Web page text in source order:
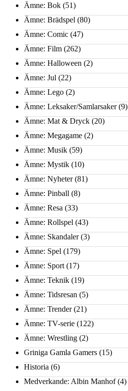
Ämne: Bok (51)
Ämne: Brädspel (80)
Ämne: Comic (47)
Ämne: Film (262)
Ämne: Halloween (2)
Ämne: Jul (22)
Ämne: Lego (2)
Ämne: Leksaker/Samlarsaker(9)
Ämne: Mat & Dryck (20)
Ämne: Megagame (2)
Ämne: Musik (59)
Ämne: Mystik (10)
Ämne: Nyheter(81)
Ämne: Pinball (8)
Ämne: Resa (33)
Ämne: Rollspel (43)
Ämne: Skandaler(3)
Ämne: Spel (179)
Ämne: Sport (17)
Ämne: Teknik (19)
Ämne: Tidsresan (5)
Ämne: Trender(21)
Ämne: TV-serie (122)
Ämne: Wrestling (2)
Griniga Gamla Gamers (15)
Historia (6)
Medverkande: Albin Manhof(4)